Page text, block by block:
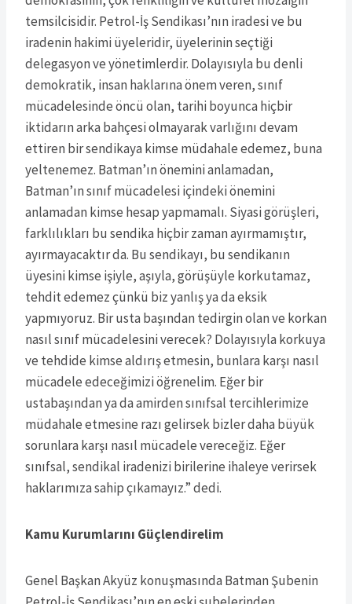
temsilcisidir. Petrol-İş Sendikası’nın iradesi ve bu
iradenin hakimi üyeleridir, üyelerinin seçtiği
delegasyon ve yönetimlerdir. Dolayısıyla bu denli
demokratik, insan haklarına önem veren, sınıf
mücadelesinde öncü olan, tarihi boyunca hiçbir
iktidarın arka bahçesi olmayarak varlığını devam
ettiren bir sendikaya kimse müdahale edemez, buna
yeltenemez. Batman’ın önemini anlamadan,
Batman’ın sınıf mücadelesi içindeki önemini
anlamadan kimse hesap yapmamalı. Siyasi görüşleri,
farklılıkları bu sendika hiçbir zaman ayırmamıştır,
ayırmayacaktır da. Bu sendikayı, bu sendikanın
üyesini kimse işiyle, aşıyla, görüşüyle korkutamaz,
tehdit edemez çünkü biz yanlış ya da eksik
yapmıyoruz. Bir usta başından tedirgin olan ve korkan
nasıl sınıf mücadelesini verecek? Dolayısıyla korkuya
ve tehdide kimse aldırış etmesin, bunlara karşı nasıl
mücadele edeceğimizi öğrenelim. Eğer bir
ustabaşından ya da amirden sınıfsal tercihlerimize
müdahale etmesine razı gelirsek bizler daha büyük
sorunlara karşı nasıl mücadele vereceğiz. Eğer
sınıfsal, sendikal iradenizi birilerine ihaleye verirsek
haklarımıza sahip çıkamayız.” dedi.
Kamu Kurumlarını Güçlendirelim
Genel Başkan Akyüz konuşmasında Batman Şubenin